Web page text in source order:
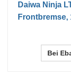
Daiwa Ninja
Frontbremse,
Bei